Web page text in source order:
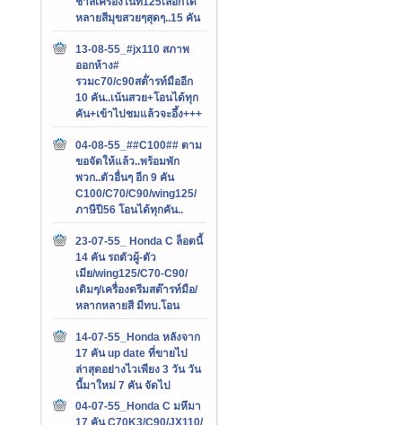
หลายสีมุขสวยๆสุดๆ..15 คัน
13-08-55_#jx110 สภาพ
ออกห้าง#
รวมc70/c90สต๊่ารท์มืออีก
10 คัน..เน้นสวย+โอนได้ทุก
คัน+เข้าไปชมแล้วจะอึ้ง+++
04-08-55_##C100## ตาม
ขอจัดให้แล้ว..พร้อมพัก
พวก..ตัวอื่นๆ อีก 9 คัน
C100/C70/C90/wing125/
ภาษีปี56 โอนได้ทุกคัน..
23-07-55_ Honda C ล็อตนี้
14 คัน รถตัวผู้-ตัว
เมีย/wing125/C70-C90/
เดิมๆ/เครื่องดรีมสต๊ารท์มือ/
หลากหลายสี มีทบ.โอน
14-07-55_Honda หลังจาก
17 คัน up date ที่ขายไป
ล่าสุดอย่างไวเพียง 3 วัน วัน
นี้มาใหม่ 7 คัน จัดไป
04-07-55_Honda C มหึมา
17 คัน C70K3/C90/JX110/